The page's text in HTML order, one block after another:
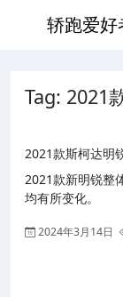
轿跑爱好
Tag: 2021
2021款斯柯达明
2021款新明锐整
均有所变化。
2024年3月14日